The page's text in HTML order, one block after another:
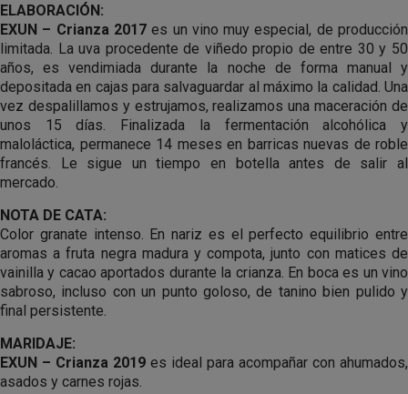
ELABORACIÓN:
EXUN – Crianza 2017es un vino muy especial, de producción
limitada. La uva procedente de viñedo propio de entre 30 y 50
años, es vendimiada durante la noche de forma manual y
depositada en cajas para salvaguardar al máximo la calidad. Una
vez despalillamos y estrujamos, realizamos una maceración de
unos 15 días. Finalizada la fermentación alcohólica y
maloláctica, permanece 14 meses en barricas nuevas de roble
francés. Le sigue un tiempo en botella antes de salir al
mercado.
NOTA DE CATA:
Color granate intenso. En nariz es el perfecto equilibrio entre
aromas a fruta negra madura y compota, junto con matices de
vainilla y cacao aportados durante la crianza. En boca es un vino
sabroso, incluso con un punto goloso, de tanino bien pulido y
final persistente.
MARIDAJE:
EXUN – Crianza 2019 es ideal para acompañar con ahumados,
asados y carnes rojas.